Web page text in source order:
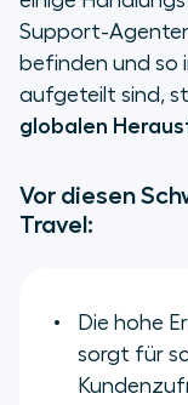
Support-
befinden und so
aufgeteilt sind,
globalen
Vor diesen
Travel:
Die hohe
sorgt für